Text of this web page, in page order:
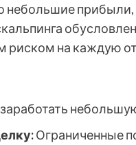
небольшие
риском на каждую
Ограниченные